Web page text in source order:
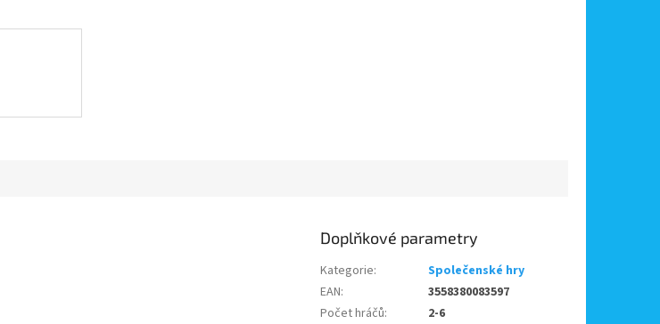
Doplňkové parametry
Kategorie:
Společenské hry
EAN:
3558380083597
Počet hráčů:
2-6